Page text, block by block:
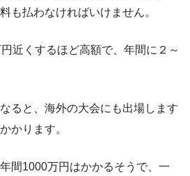
も払わなければいけません。
近くするほど高額で、年間に２～
ると、海外の大会にも出場します
かります。
間1000万円はかかるそうで、一